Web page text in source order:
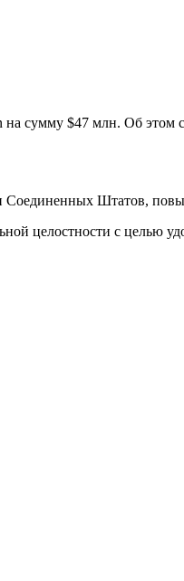
сумму $47 млн. Об этом
Соединенных Штатов,
целостности с целью